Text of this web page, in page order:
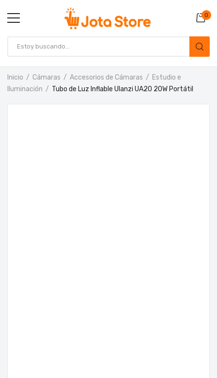
0
Inicio Cámaras Accesorios de Cámaras
Estudio e
Iluminación
Tubo de Luz Inflable Ulanzi UA20 20W Portátil